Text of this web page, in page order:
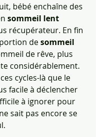
bébé enchaîne des
sommeil lent
récupérateur. En fin
de sommeil
de rêve, plus
considérablement.
cycles-là que le
facile à déclencher
à ignorer pour
sait pas encore se